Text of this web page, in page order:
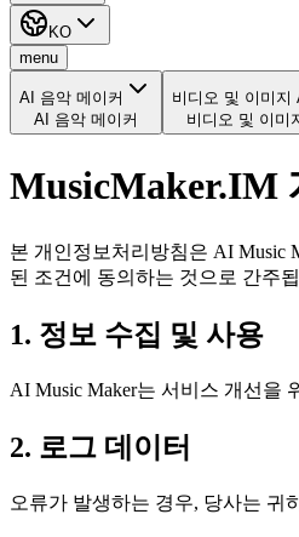
KO
menu
AI 음악 메이커
AI 음악 메이커
비디오 및 이미지
비디오 및 이미
MusicMaker.IM
본 개인정보처리방침은 AI Music
된 조건에 동의하는 것으로 간주
1. 정보 수집 및 사용
AI Music Maker는 서비스 개선을
2. 로그 데이터
오류가 발생하는 경우, 당사는 귀